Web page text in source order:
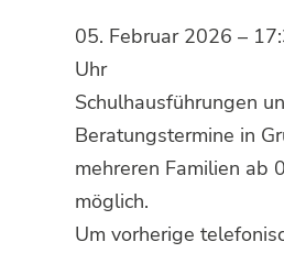
05. Februar 2026 –
Uhr
Schulhausführungen
Beratungstermine in
mehreren Familien ab
möglich.
Um vorherige